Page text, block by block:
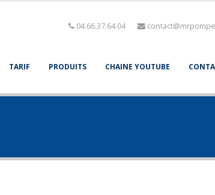
04.66.37.64.04
TARIF PRODUITS CHAINE YOUTUBE